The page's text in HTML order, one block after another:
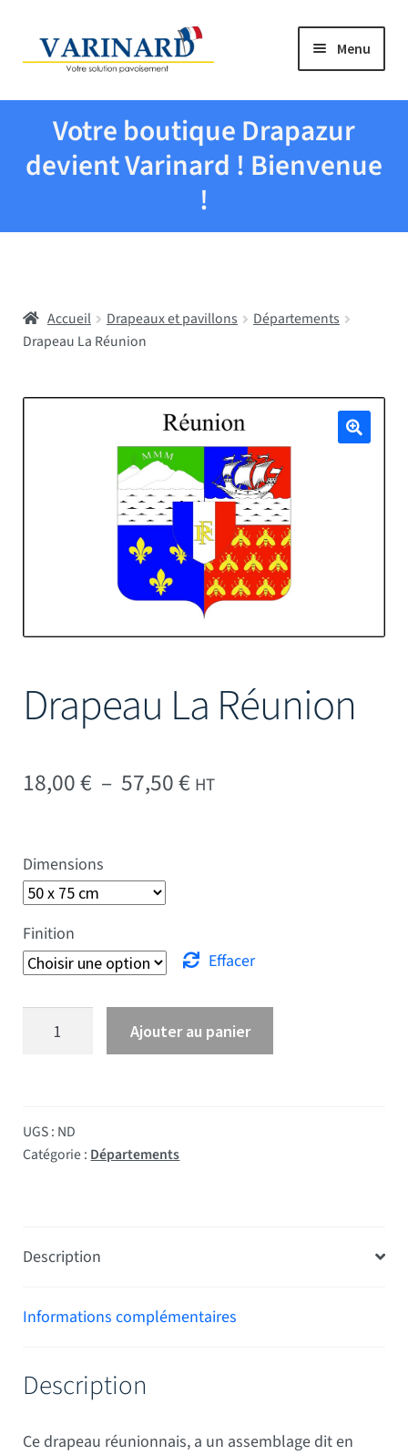
Aller à la navigation
Aller au contenu Menu
Tous les produits
Drapeaux et pavillons
Écoles
Votre boutique Drapazur
devient Varinard ! Bienvenue
!
Accueil Drapeaux et pavillons
Départements
Drapeau La Réunion
Drapeau La Réunion
18,00€ – 57,50€Plage de prix : 18,00 €
HT
Dimensions
Finition
Effacer
quantité de Drapeau La Réunion
Ajouter au panier
UGS : ND
Catégorie :Départements
Description
Informations complémentaires
Description
Ce drapeau réunionnais, a un assemblage dit en